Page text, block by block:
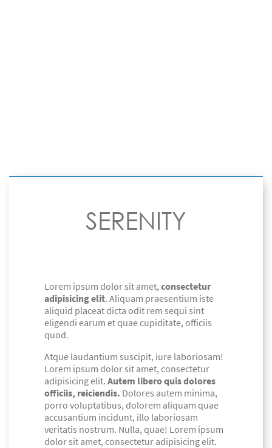
SERENITY
Lorem ipsum dolor sit amet, consectetur
adipisicing elit. Aliquam praesentium iste
aliquid placeat dicta odit rem sequi sint
eligendi earum et quae cupiditate, officiis
quod.
Atque laudantium suscipit, iure laboriosam!
Lorem ipsum dolor sit amet, consectetur
adipisicing elit. Autem libero quis dolores
officiis, reiciendis. Dolores autem minima,
porro voluptatibus, dolorem aliquam quae
accusantium incidunt, illo laboriosam
veritatis nostrum. Nulla, quae! Lorem ipsum
dolor sit amet, consectetur adipisicing elit.